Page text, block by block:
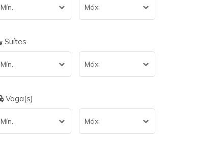
Mín. Máx.
Suítes
Mín. Máx.
Vaga(s)
Mín. Máx.